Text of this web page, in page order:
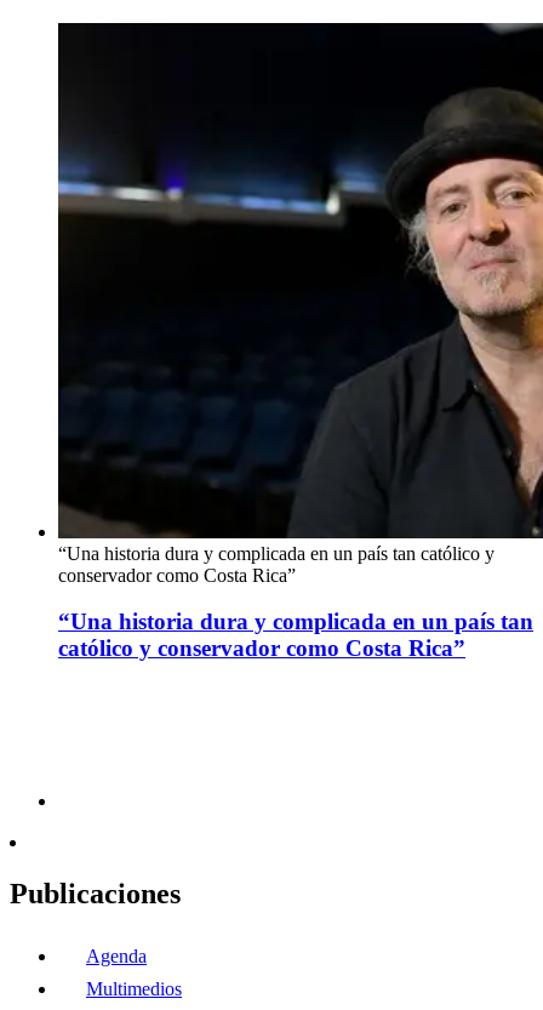
“Una historia dura y complicada en un país tan católico y
conservador como Costa Rica”
“Una historia dura y complicada en un país tan
católico y conservador como Costa Rica”
Publicaciones
Agenda
Multimedios